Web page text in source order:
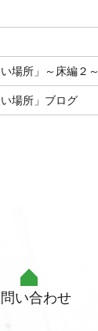
場所」～床編２～
場所」ブログ
い合わせ